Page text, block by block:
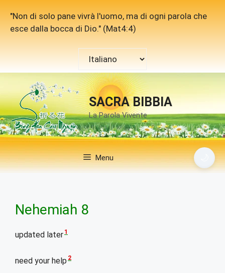
contenuto
"Non di solo pane vivrà l'uomo, ma di ogni parola che
esce dalla bocca di Dio." (Mat4:4)
lingua
SACRA BIBBIA
La Parola Vivente
Menu
Nehemiah 8
updated later 1
need your help 2